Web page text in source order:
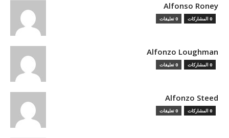
Alfonso Roney
0 المشاركات 0 تعليقات
Alfonzo Loughman
0 المشاركات 0 تعليقات
Alfonzo Steed
0 المشاركات 0 تعليقات